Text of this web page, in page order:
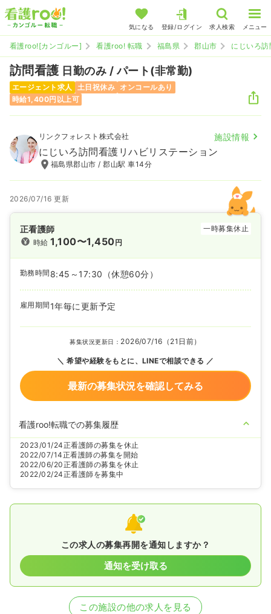
気になる 登録/ログイン 求人検索 メニュー
看護roo![カンゴルー] 看護roo! 転職 福島県 郡山市 にじいろ
訪問看護 日勤のみ / パート(非常勤)
エージェント求人 土日祝休み オンコールあり
時給1,400円以上可
リンクフォレスト株式会社 施設情報
にじいろ訪問看護リハビリステーション
福島県郡山市 / 郡山駅 車14分
2026/07/16 更新
正看護師
一時募集休止
時給1,100〜1,450円
勤務時間 8:45～17:30 （休憩60分）
雇用期間 1年毎に更新予定
募集状況更新日： 2026/07/16（21日前）
希望や経験をもとに、LINEで相談できる
最新の募集状況を確認してみる
看護roo!転職での募集履歴
2023/01/24正看護師の募集を休止
2022/07/14正看護師の募集を開始
2022/06/20正看護師の募集を休止
2022/02/24正看護師を募集中
この求人の募集再開を通知しますか？
通知を受け取る
この施設の他の求人を見る